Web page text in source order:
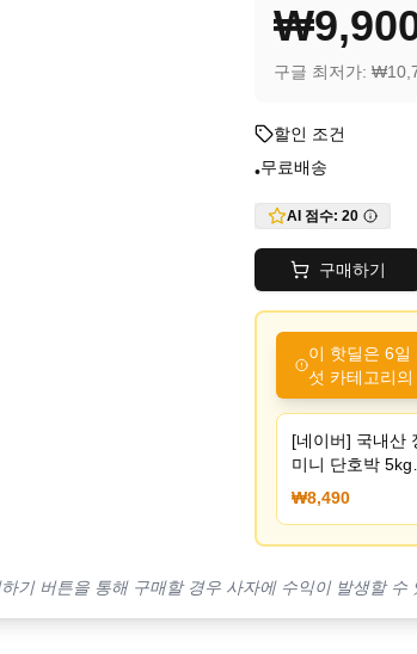
구글 최저가:
할인 조건
•무료배송
AI 점수: 20
구매하기
이 핫딜은 6일
섯 카테고리
[네이버] 국내산
미니 단호박 5kg
(8,490원) (네멤
₩8,490
기 버튼을 통해 구매할 경우 사자에 수익이 발생할 수